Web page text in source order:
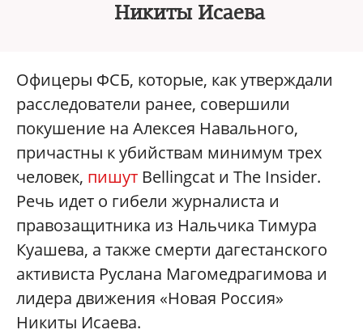
Никиты Исаева
Офицеры ФСБ, которые, как утверждали
расследователи ранее, совершили
покушение на Алексея Навального,
причастны к убийствам минимум трех
человек, пишут Bellingcat и The Insider.
Речь идет о гибели журналиста и
правозащитника из Нальчика Тимура
Куашева, а также смерти дагестанского
активиста Руслана Магомедрагимова и
лидера движения «Новая Россия»
Никиты Исаева.